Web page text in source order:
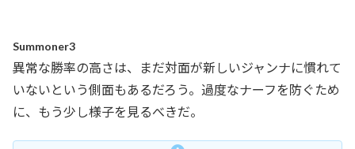
Summoner3
異常な勝率の高さは、まだ対面が新しいジャンナに慣れて
いないという側面もあるだろう。過度なナーフを防ぐため
に、もう少し様子を見るべきだ。